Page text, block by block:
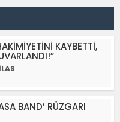
KAYBETTİ,
BAND’ RÜZGARI